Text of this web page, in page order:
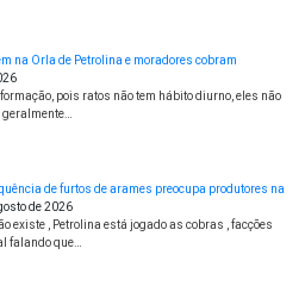
na Orla de Petrolina e moradores cobram
pois ratos não tem hábito diurno, eles não
de furtos de arames preocupa produtores na
de 2026
existe , Petrolina está jogado as cobras , facções
falando que…